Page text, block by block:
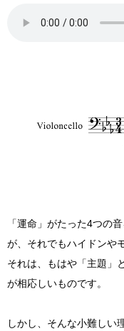
「運命」がたった4つの
が、それでもハイドンや
それは、もはや「主題」
が相応しいものです。
しかし、そんな小難しい